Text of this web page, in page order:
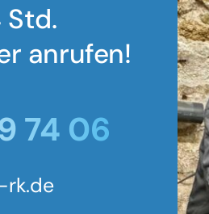
anrufen!
74 06
rk.de